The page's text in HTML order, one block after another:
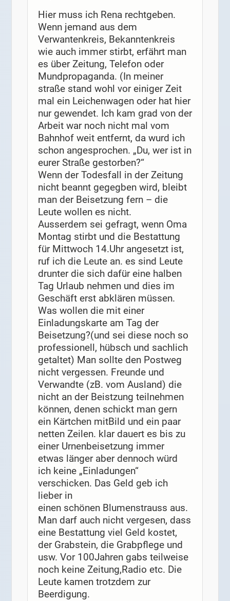
Hier muss ich Rena rechtgeben.
Wenn jemand aus dem
Verwantenkreis, Bekanntenkreis
wie auch immer stirbt, erfährt man
es über Zeitung, Telefon oder
Mundpropaganda. (In meiner
straße stand wohl vor einiger Zeit
mal ein Leichenwagen oder hat hier
nur gewendet. Ich kam grad von der
Arbeit war noch nicht mal vom
Bahnhof weit entfernt, da wurd ich
schon angesprochen. „Du, wer ist in
eurer Straße gestorben?“
Wenn der Todesfall in der Zeitung
nicht beannt gegegben wird, bleibt
man der Beisetzung fern – die
Leute wollen es nicht.
Ausserdem sei gefragt, wenn Oma
Montag stirbt und die Bestattung
für Mittwoch 14.Uhr angesetzt ist,
ruf ich die Leute an. es sind Leute
drunter die sich dafür eine halben
Tag Urlaub nehmen und dies im
Geschäft erst abklären müssen.
Was wollen die mit einer
Einladungskarte am Tag der
Beisetzung?(und sei diese noch so
professionell, hübsch und sachlich
getaltet) Man sollte den Postweg
nicht vergessen. Freunde und
Verwandte (zB. vom Ausland) die
nicht an der Beistzung teilnehmen
können, denen schickt man gern
ein Kärtchen mitBild und ein paar
netten Zeilen. klar dauert es bis zu
einer Urnenbeisetzung immer
etwas länger aber dennoch würd
ich keine „Einladungen“
verschicken. Das Geld geb ich
lieber in
einen schönen Blumenstrauss aus.
Man darf auch nicht vergesen, dass
eine Bestattung viel Geld kostet,
der Grabstein, die Grabpflege und
usw. Vor 100Jahren gabs teilweise
noch keine Zeitung,Radio etc. Die
Leute kamen trotzdem zur
Beerdigung.